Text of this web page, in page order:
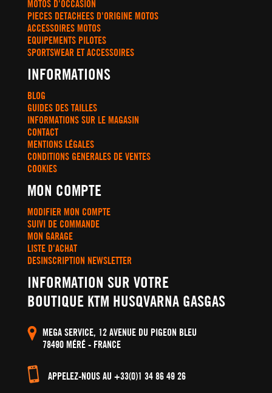
MOTOS D'OCCASION
PIECES DETACHEES D'ORIGINE MOTOS
ACCESSOIRES MOTOS
EQUIPEMENTS PILOTES
SPORTSWEAR ET ACCESSOIRES
INFORMATIONS
BLOG
GUIDES DES TAILLES
INFORMATIONS SUR LE MAGASIN
CONTACT
MENTIONS LÉGALES
CONDITIONS GENERALES DE VENTES
COOKIES
MON COMPTE
MODIFIER MON COMPTE
SUIVI DE COMMANDE
MON GARAGE
LISTE D'ACHAT
DESINSCRIPTION NEWSLETTER
INFORMATION SUR VOTRE
BOUTIQUE KTM HUSQVARNA GASGAS
MEGA SERVICE, 12 AVENUE DU PIGEON BLEU
78490 MÉRÉ - FRANCE
APPELEZ-NOUS AU +33(0)1 34 86 49 26